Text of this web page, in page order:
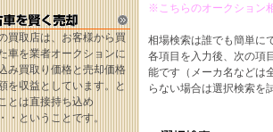
買取店は、お客様から買
車を業者オークションに
み買取り価格と売却価格
を収益としています。と
とは直接持ち込め
・ということです。
※こちらのオークション
相場検索は誰でも簡単に
各項目を入力後、次の項
能です（メーカ名などは
らない場合は選択検索を